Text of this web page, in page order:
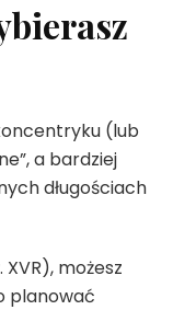
(lub
a bardziej
długościach
możesz
planować